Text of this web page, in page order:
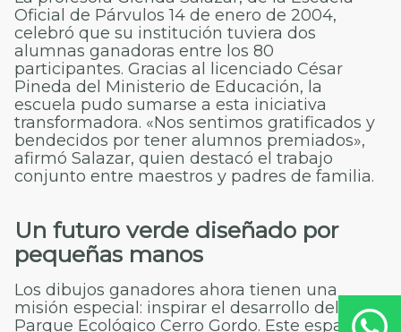
Oficial de Párvulos 14 de enero de 2004,
celebró que su institución tuviera dos
alumnas ganadoras entre los 80
participantes. Gracias al licenciado César
Pineda del Ministerio de Educación, la
escuela pudo sumarse a esta iniciativa
transformadora. «Nos sentimos gratificados y
bendecidos por tener alumnos premiados»,
afirmó Salazar, quien destacó el trabajo
conjunto entre maestros y padres de familia.
Un futuro verde diseñado por
pequeñas manos
Los dibujos ganadores ahora tienen una
misión especial: inspirar el desarrollo del
Parque Ecológico Cerro Gordo. Este espacio